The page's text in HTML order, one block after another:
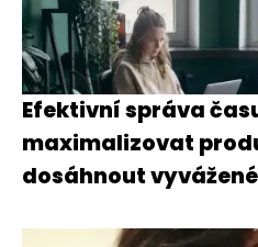
Efektivní správa
maximalizovat
dosáhnout